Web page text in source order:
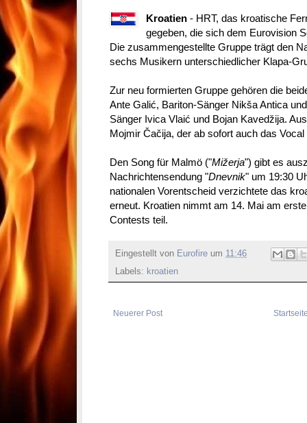
Kroatien- HRT, das kroatische
gegeben, die sich dem Eurovision
Die zusammengestellte Gruppe trägt den
sechs Musikern unterschiedlicher Klapa-
Zur neu formierten Gruppe gehören die
Ante Galić, Bariton-Sänger Nikša Antica
Sänger Ivica Vlaić und Bojan Kavedžija.
Mojmir Čačija, der ab sofort auch das
Den Song für Malmö ("Mižerja") gibt es
Nachrichtensendung "Dnevnik" um 19:30
nationalen Vorentscheid verzichtete das
erneut. Kroatien nimmt am 14. Mai am
Contests teil.
Eingestellt von Eurofire um 11:46
Labels: kroatien
Neuerer Post